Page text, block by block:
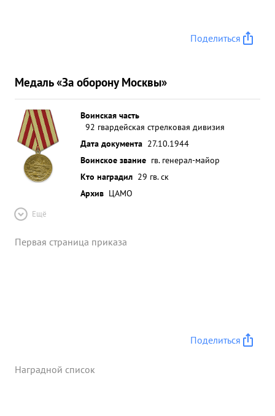
Поделиться
Медаль «За оборону Москвы»
Воинская часть
92 гвардейская стрелковая дивизия
Дата документа 27.10.1944
Воинское звание гв. генерал-майор
Кто наградил 29 гв. ск
Архив ЦАМО
Ещё
Первая страница приказа
Поделиться
Наградной список